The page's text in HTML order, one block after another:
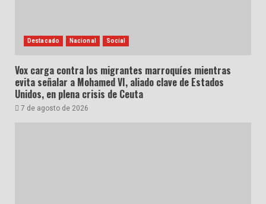
Destacado Nacional Social
Vox carga contra los migrantes marroquíes mientras
evita señalar a Mohamed VI, aliado clave de Estados
Unidos, en plena crisis de Ceuta
7 de agosto de 2026